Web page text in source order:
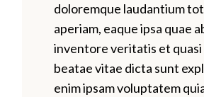
doloremque laudantium
aperiam, eaque ipsa quae
inventore veritatis et
beatae vitae dicta sunt
enim ipsam voluptatem